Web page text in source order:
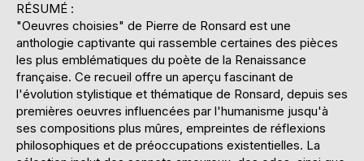
RÉSUMÉ :
"Oeuvres choisies" de Pierre de Ronsard est une
anthologie captivante qui rassemble certaines des pièces
les plus emblématiques du poète de la Renaissance
française. Ce recueil offre un aperçu fascinant de
l'évolution stylistique et thématique de Ronsard, depuis ses
premières oeuvres influencées par l'humanisme jusqu'à
ses compositions plus mûres, empreintes de réflexions
philosophiques et de préoccupations existentielles. La